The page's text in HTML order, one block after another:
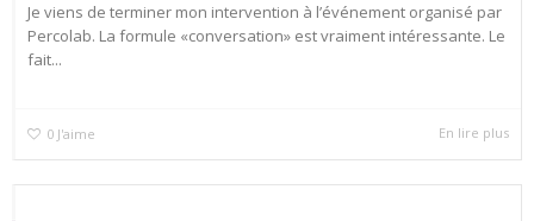
Je viens de terminer mon intervention à l’événement organisé par
Percolab. La formule «conversation» est vraiment intéressante. Le
fait...
0 J'aime En lire plus